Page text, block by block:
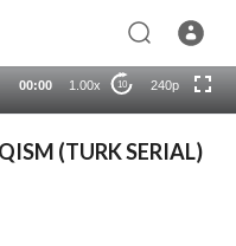
00:00 1.00x 10 240p
HD
(TURK SERIAL)